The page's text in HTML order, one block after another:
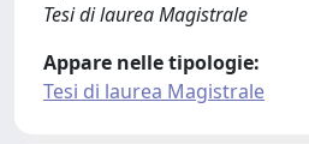
Tesi di laurea Magistrale
Appare nelle tipologie:
Tesi di laurea Magistrale